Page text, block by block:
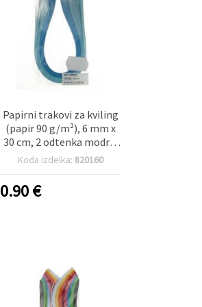
Papirni trakovi za kviling
(papir 90 g/m²), 6 mm x
30 cm, 2 odtenka modre,
100 kosov
Koda izdelka: 820160
0.90€